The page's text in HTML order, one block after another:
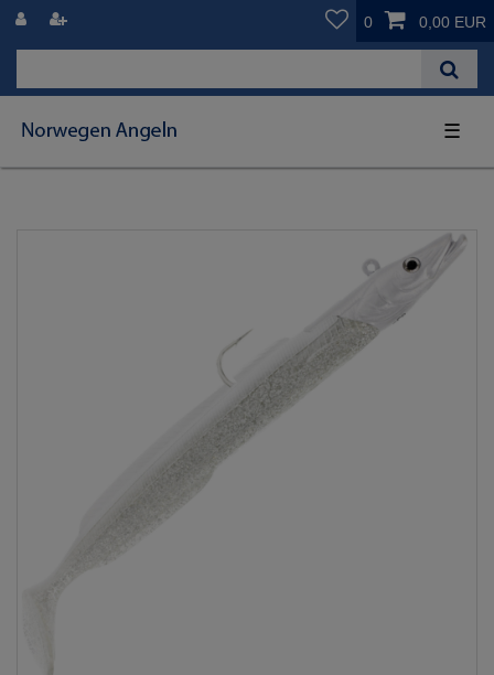
0 0,00 EUR
☰